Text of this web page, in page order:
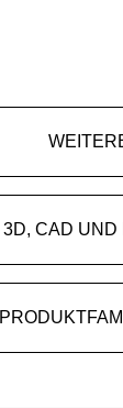
3D, CAD UND